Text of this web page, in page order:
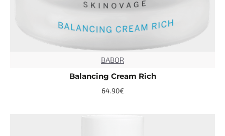
BABOR
Balancing Cream Rich
64.90€